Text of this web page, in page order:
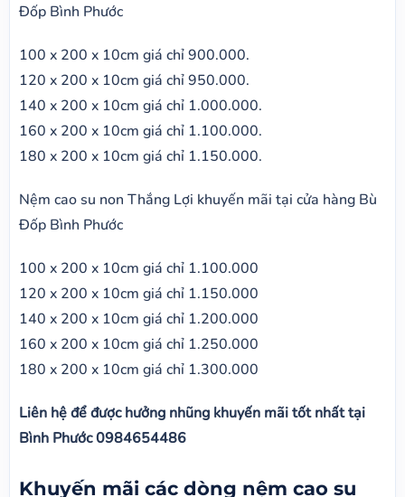
Đốp Bình Phước
100 x 200 x 10cm giá chỉ 900.000.
120 x 200 x 10cm giá chỉ 950.000.
140 x 200 x 10cm giá chỉ 1.000.000.
160 x 200 x 10cm giá chỉ 1.100.000.
180 x 200 x 10cm giá chỉ 1.150.000.
Nệm cao su non Thắng Lợi khuyến mãi tại cửa hàng Bù
Đốp Bình Phước
100 x 200 x 10cm giá chỉ 1.100.000
120 x 200 x 10cm giá chỉ 1.150.000
140 x 200 x 10cm giá chỉ 1.200.000
160 x 200 x 10cm giá chỉ 1.250.000
180 x 200 x 10cm giá chỉ 1.300.000
Liên hệ để được hưởng nhũng khuyến mãi tốt nhất tại
Bình Phước 0984654486
Khuyến mãi các dòng nệm cao su